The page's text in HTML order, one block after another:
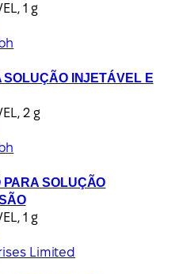
1 g
SOLUÇÃO INJETÁVEL E
2 g
PARA SOLUÇÃO
1 g
Limited